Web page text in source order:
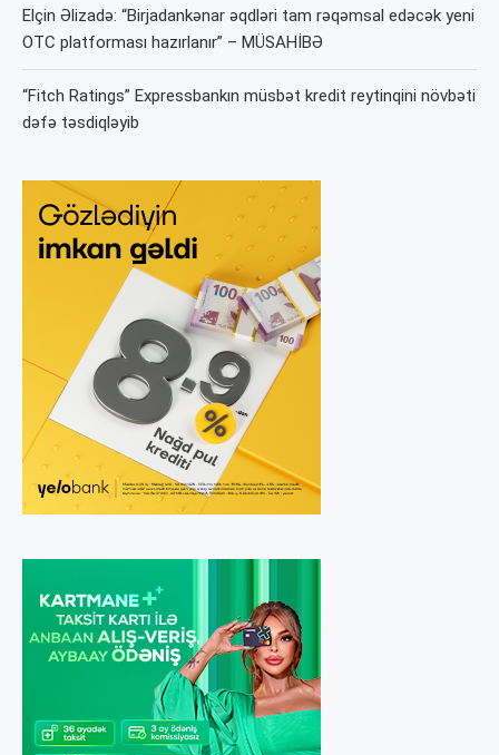
Elçin Əlizadə: “Birjadankənar əqdləri tam rəqəmsal edəcək yeni
OTC platforması hazırlanır” – MÜSAHİBƏ
“Fitch Ratings” Expressbankın müsbət kredit reytinqini növbəti
dəfə təsdiqləyib